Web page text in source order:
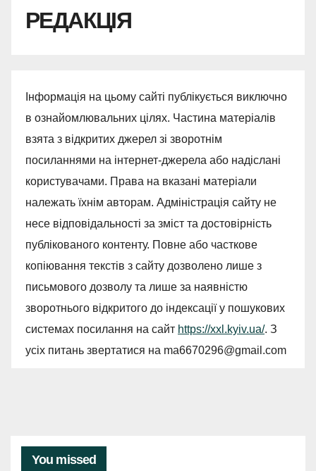
РЕДАКЦІЯ
Інформація на цьому сайті публікується виключно
в ознайомлювальних цілях. Частина матеріалів
взята з відкритих джерел зі зворотнім
посиланнями на інтернет-джерела або надіслані
користувачами. Права на вказані матеріали
належать їхнім авторам. Адміністрація сайту не
несе відповідальності за зміст та достовірність
публікованого контенту. Повне або часткове
копіювання текстів з сайту дозволено лише з
письмового дозволу та лише за наявністю
зворотнього відкритого до індексації у пошукових
системах посилання на сайт https://xxl.kyiv.ua/. З
усіх питань звертатися на ma6670296@gmail.com
You missed